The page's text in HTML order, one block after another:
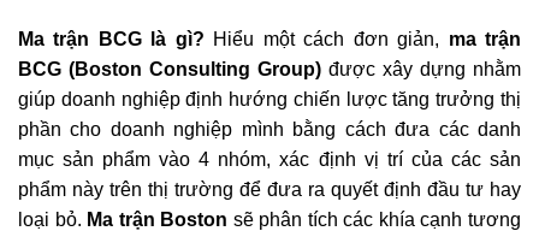
Ma trận BCG là gì? Hiểu một cách đơn giản, ma trận
BCG (Boston Consulting Group) được xây dựng nhằm
giúp doanh nghiệp định hướng chiến lược tăng trưởng thị
phần cho doanh nghiệp mình bằng cách đưa các danh
mục sản phẩm vào 4 nhóm, xác định vị trí của các sản
phẩm này trên thị trường để đưa ra quyết định đầu tư hay
loại bỏ. Ma trận Boston sẽ phân tích các khía cạnh tương